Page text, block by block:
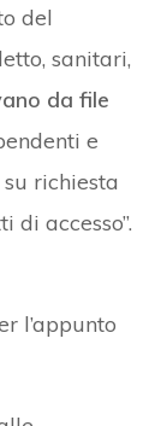
del
sanitari,
da file
e
richiesta
accesso”.
l’appunto